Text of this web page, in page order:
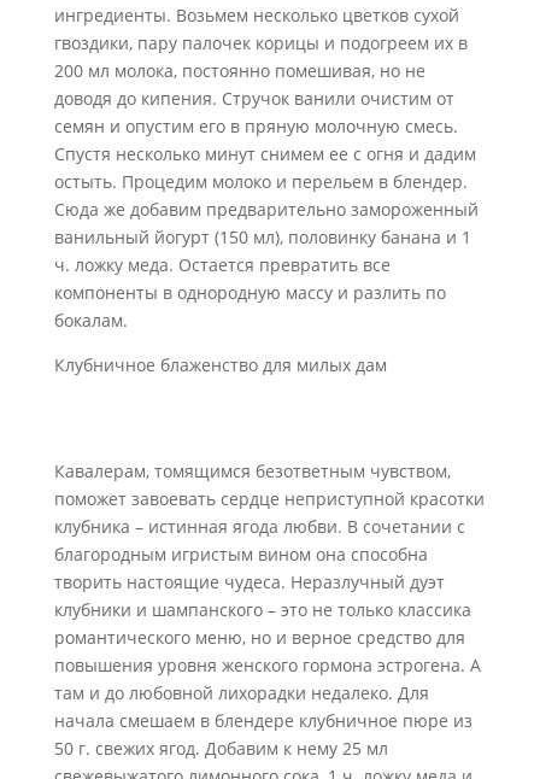
ингредиенты. Возьмем несколько цветков сухой
гвоздики, пару палочек корицы и подогреем их в
200 мл молока, постоянно помешивая, но не
доводя до кипения. Стручок ванили очистим от
семян и опустим его в пряную молочную смесь.
Спустя несколько минут снимем ее с огня и дадим
остыть. Процедим молоко и перельем в блендер.
Сюда же добавим предварительно замороженный
ванильный йогурт (150 мл), половинку банана и 1
ч. ложку меда. Остается превратить все
компоненты в однородную массу и разлить по
бокалам.
Клубничное блаженство для милых дам
Кавалерам, томящимся безответным чувством,
поможет завоевать сердце неприступной красотки
клубника – истинная ягода любви. В сочетании с
благородным игристым вином она способна
творить настоящие чудеса. Неразлучный дуэт
клубники и шампанского – это не только классика
романтического меню, но и верное средство для
повышения уровня женского гормона эстрогена. А
там и до любовной лихорадки недалеко. Для
начала смешаем в блендере клубничное пюре из
50 г. свежих ягод. Добавим к нему 25 мл